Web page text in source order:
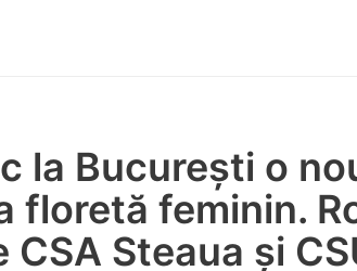
la București o
floretă feminin.
Steaua și